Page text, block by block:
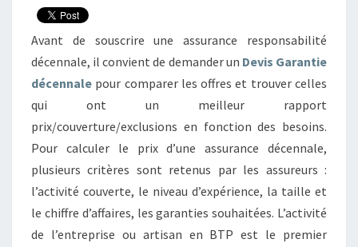
Avant de souscrire une assurance responsabilité
décennale, il convient de demander un Devis Garantie
décennale pour comparer les offres et trouver celles
qui ont un meilleur rapport
prix/couverture/exclusions en fonction des besoins.
Pour calculer le prix d’une assurance décennale,
plusieurs critères sont retenus par les assureurs :
l’activité couverte, le niveau d’expérience, la taille et
le chiffre d’affaires, les garanties souhaitées. L’activité
de l’entreprise ou artisan en BTP est le premier